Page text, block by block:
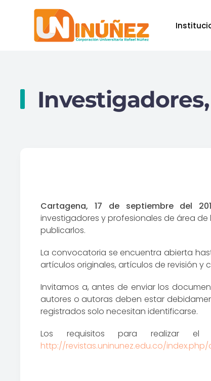
Skip to main content
Cartagena, 17 de septiembre del
investigadores y profesionales de área
publicarlos.
La convocatoria se encuentra abierta
artículos originales, artículos de revisión y
Invitamos a, antes de enviar los
autores o autoras deben estar
registrados solo necesitan identificarse.
Los requisitos para realizar
http://revistas.uninunez.edu.co/